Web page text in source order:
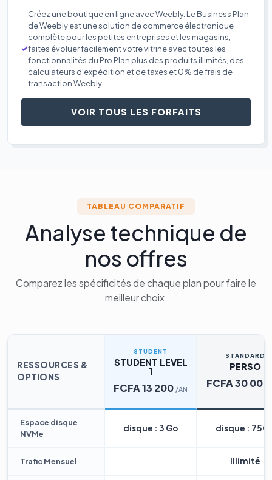
Créez une boutique en ligne avec Weebly. Le Business Plan
de Weebly est une solution de commerce électronique
complète pour les petites entreprises et les magasins,
faites évoluer facilement votre vitrine avec toutes les
fonctionnalités du Pro Plan plus des produits illimités, des
calculateurs d'expédition et de taxes et 0% de frais de
transaction Weebly.
VOIR TOUS LES FORFAITS
TABLEAU COMPARATIF
Analyse technique de
nos offres
Comparez les spécificités de chaque plan pour faire le
meilleur choix.
RESSOURCES &
OPTIONS
STUDENT
STUDENT LEVEL
1
FCFA 13 200 /AN
STANDARD
PERSO
FCFA 30 004
Espace disque
NVMe
disque : 3 Go disque :
Trafic Mensuel Illimité